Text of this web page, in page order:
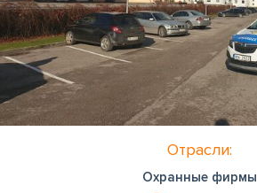
Отрасли:
Охранные фирмы